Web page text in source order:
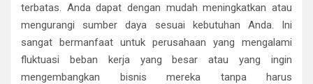
terbatas. Anda dapat dengan mudah meningkatkan atau
mengurangi sumber daya sesuai kebutuhan Anda. Ini
sangat bermanfaat untuk perusahaan yang mengalami
fluktuasi beban kerja yang besar atau yang ingin
mengembangkan bisnis mereka tanpa harus